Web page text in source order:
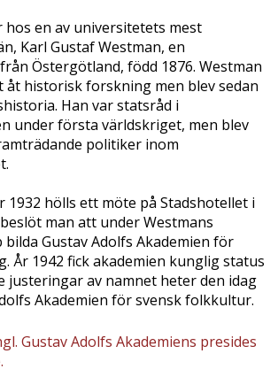
hos en av universitetets mest
Karl Gustaf Westman, en
Östergötland, född 1876. Westman
åt historisk forskning men blev sedan
Han var statsråd i
under första världskriget, men blev
politiker inom
1932 hölls ett möte på Stadshotellet i
man att under Westmans
Gustav Adolfs Akademien för
År 1942 fick akademien kunglig status
justeringar av namnet heter den idag
Akademien för svensk folkkultur.
Gustav Adolfs Akademiens presides